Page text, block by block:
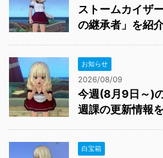
ストームカイザ
の継承者」を紹
お知らせ
2026/08/09
今週(8月9日～)
週課の更新情報
白宝箱